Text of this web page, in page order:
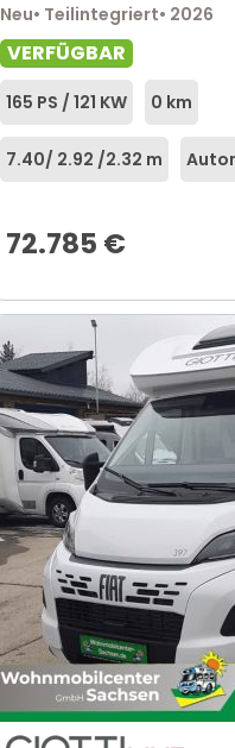
Neu• Teilintegriert• 2026
VERFÜGBAR
165 PS / 121 KW 0 km
7.40/ 2.92 /2.32 m
72.785 €